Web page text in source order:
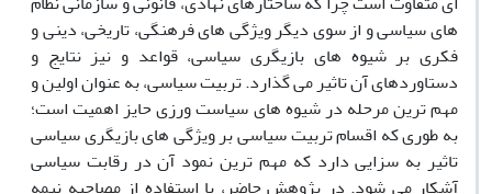
های سیاسی و از سوی دیگر ویژگی های فرهنگی، تاریخی، دینی و
فکری بر شیوه های بازیگری سیاسی، قواعد و نیز نتایج و
دستاوردهای آن تاثیر می گذارد. تربیت سیاسی، به عنوان اولین و
مهم ترین مرحله در شیوه های سیاست ورزی حایز اهمیت است؛
به طوری که اقسام تربیت سیاسی بر ویژگی های بازیگری سیاسی
تاثیر به سزایی دارد که مهم ترین نمود آن در رقابت سیاسی
آشکار می شود. در پژوهش حاضر، با استفاده از مصاحبه نیمه